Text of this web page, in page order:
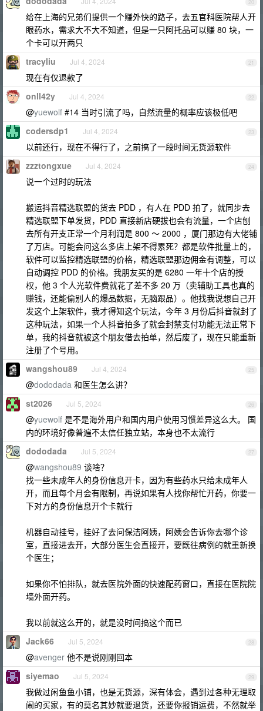
20
给在上海的兄弟们提供一个赚外快的路子，去五官科医院帮人开
眼药水，需求大不大不知道，但是一只阿托品可以赚 80 块，一
个卡可以开两只
21
tracyliu Jul 4, 2024
现在有仅退款了
22
onll42y Jul 4, 2024
@yuewolf #14 当时引流了吗，自然流量的概率应该极低吧
23
codersdp1 Jul 4, 2024
以前还行，现在不得行了，之前搞了一段时间无货源软件
24
zzztongxue Jul 4, 2024
说一个过时的玩法
搬运抖音精选联盟的货去 PDD ，有人在 PDD 拍了，就同步去
精选联盟下单发货，PDD 直接新店硬拔也会有流量，一个店刨
去所有开支正常一个月利润是 800 ～ 2000 ，厦门那边有大佬铺
了万店。可能会问这么多店上架不得累死？都是软件批量上的，
软件可以监控精选联盟的价格，精选联盟那边佣金有调整，可以
自动调控 PDD 的价格。我朋友买的是 6280 一年十个店的授
权，他 3 个人光软件费就花了差不多 20 万（卖辅助工具也真的
赚钱，还能偷别人的爆品数据，无脑跟品）。他找我说想自己开
发这个上架软件，我才得知这个玩法，今年 3 月份后抖音就封了
这种玩法，如果一个人抖音拍多了就会封禁支付功能无法正常下
单，我的抖音就被这个朋友借去拍单，然后废了，现在只能重新
注册了个号用。
25
wangshou89 Jul 4, 2024
@dododada 和医生怎么讲？
26
st2026 Jul 5, 2024
@yuewolf 是不是海外用户和国内用户使用习惯差异这么大。 国
内的环境好像普遍不太信任独立站，本身也不太流行
27
dododada Jul 5, 2024
@wangshou89 谈啥？
找一些未成年人的身份信息开卡，因为有些药水只给未成年人
开，而且每个月会有限制，再说如果有人找你帮忙开药，你要一
下对方的身份信息开个卡就行
机器自动挂号，挂好了去问保洁阿姨，阿姨会告诉你去哪个诊
室，直接进去开，大部分医生会直接开，要既往病例的就重新换
个医生；
如果你不怕排队，就去医院外面的快速配药窗口，直接在医院院
墙外面开药。
我以前就这么开的，就是没时间搞这个而已
28
Jack66 Jul 5, 2024
@avenger 他不是说刚刚回本
29
siyemao Jul 5, 2024
我做过闲鱼鱼小铺，也是无货源，深有体会，遇到过各种无理取
闹的买家，有的莫名其妙就要退货，还要你报销运费，不然就举